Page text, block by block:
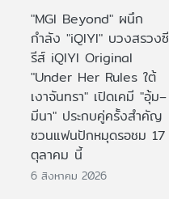
"MGI Beyond" ผนึก
กำลัง "iQIYI" บวงสรวงซี
รีส์ iQIYI Original
"Under Her Rules ใต้
เงาจันทรา" เปิดเคมี "อุ้ม–
มีนา" ประกบคู่ครั้งสำคัญ
ชวนแฟนปักหมุดรอชม 17
ตุลาคม นี้
6 สิงหาคม 2026